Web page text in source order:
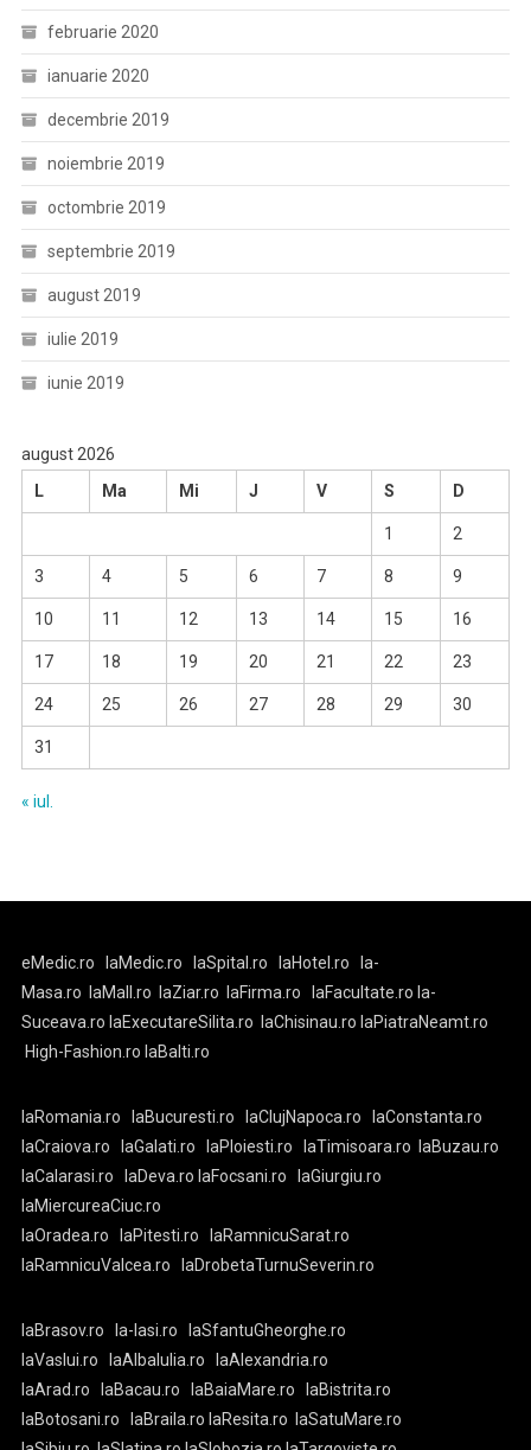
februarie 2020
ianuarie 2020
decembrie 2019
noiembrie 2019
octombrie 2019
septembrie 2019
august 2019
iulie 2019
iunie 2019
august 2026
L
Ma Mi J V S D
1 2
3 4 5 6 7 8 9
10 11 12 13 14 15 16
17 18 19 20 21 22 23
24 25 26 27 28 29 30
31
« iul.
eMedic.ro laMedic.ro laSpital.ro laHotel.ro
la-
Masa.ro
laMall.ro laZiar.ro laFirma.ro laFacultate.ro la-
Suceava.ro laExecutareSilita.ro laChisinau.ro laPiatraNeamt.ro
High-Fashion.ro laBalti.ro
laRomania.ro laBucuresti.ro laClujNapoca.ro
laConstanta.ro
laCraiova.ro
laGalati.ro laPloiesti.ro laTimisoara.ro
laBuzau.ro
laCalarasi.ro
laDeva.ro laFocsani.ro
laGiurgiu.ro
laMiercureaCiuc.ro
laOradea.ro
laPitesti.ro
laRamnicuSarat.ro
laRamnicuValcea.ro
laDrobetaTurnuSeverin.ro
laBrasov.ro la-Iasi.ro
laSfantuGheorghe.ro
laVaslui.ro
laAlbaIulia.ro
laAlexandria.ro
laArad.ro
laBacau.ro laBaiaMare.ro
laBistrita.ro
laBotosani.ro
laBraila.ro laResita.ro
laSatuMare.ro